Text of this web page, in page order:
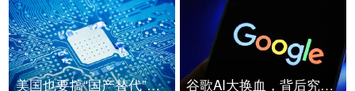
美国也要搞“国产替代”？先算清三笔账 谷歌AI大换血，背后究竟发生了什么？